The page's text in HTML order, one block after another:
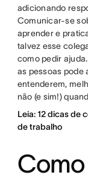
adicionando
Comunicar-se
aprender e
talvez esse
como pedir
as pessoas pode
entenderem,
não (e sim!)
Leia: 12 dicas de
de trabalho